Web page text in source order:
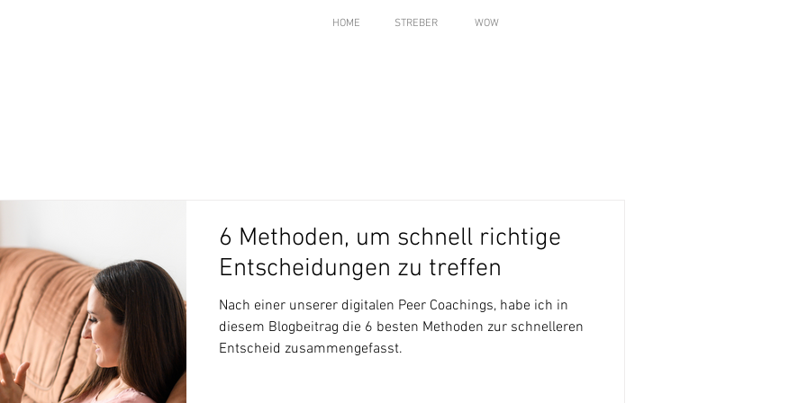
HOME STREBER WOW
6 Methoden, um schnell richtige
Entscheidungen zu treffen
Nach einer unserer digitalen Peer Coachings, habe ich in
diesem Blogbeitrag die 6 besten Methoden zur schnelleren
Entscheid zusammengefasst.